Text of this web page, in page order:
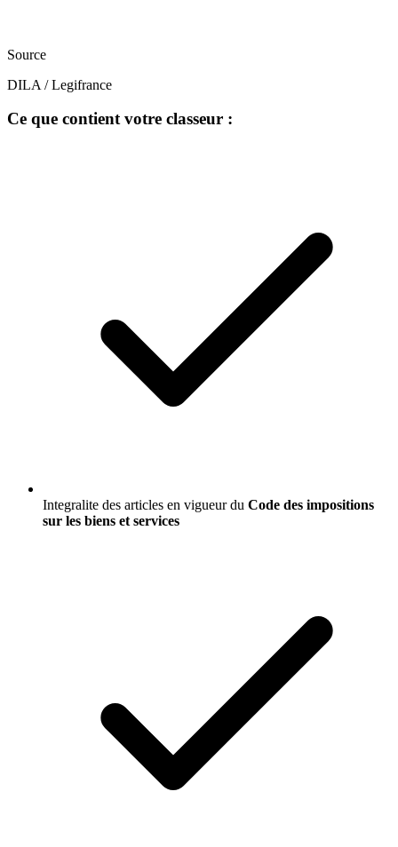
Source
DILA / Legifrance
Ce que contient votre classeur :
Integralite des articles en vigueur du Code des impositions
sur les biens et services